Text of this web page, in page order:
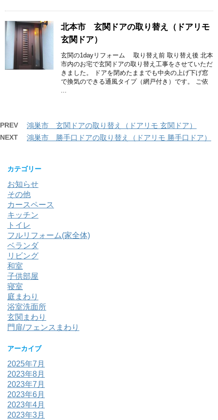
北本市 玄関ドアの取り替え（ドアリモ
玄関ドア）
玄関の1dayリフォーム 取り替え前 取り替え後 北本
市内のお宅で玄関ドアの取り替え工事をさせていただ
きました。 ドアを閉めたままでも中央の上げ下げ窓
で換気のできる通風タイプ（網戸付き）です。 ご依
PREV 鴻巣市 玄関ドアの取り替え（ドアリモ 玄関ドア）
NEXT 鴻巣市 勝手口ドアの取り替え（ドアリモ 勝手口ドア）
カテゴリー
お知らせ
その他
カースペース
キッチン
トイレ
フルリフォーム(家全体)
ベランダ
リビング
和室
子供部屋
寝室
庭まわり
浴室洗面所
玄関まわり
門扉/フェンスまわり
アーカイブ
2025年7月
2023年8月
2023年7月
2023年6月
2023年4月
2023年3月